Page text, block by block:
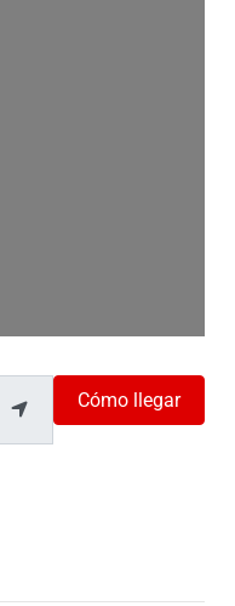
Cómo llegar